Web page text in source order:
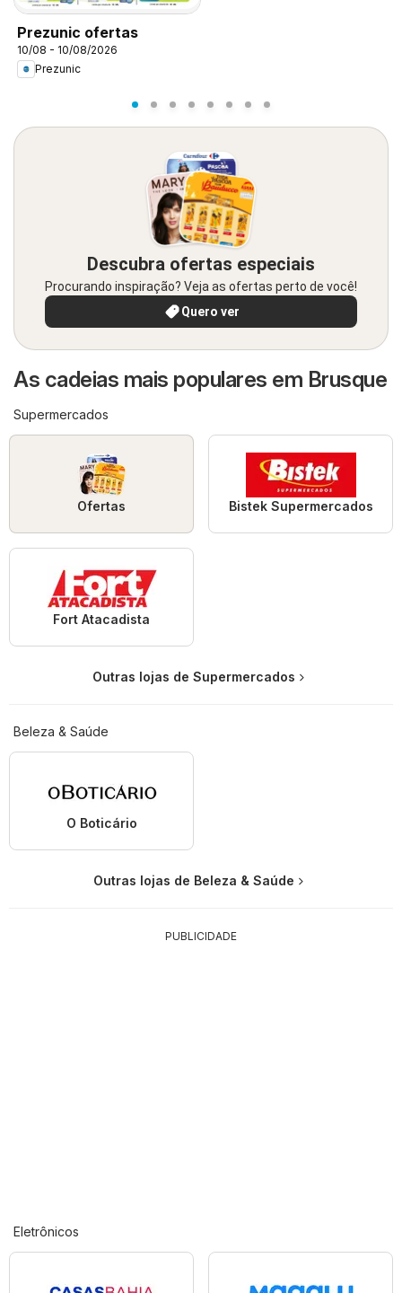
Prezunic ofertas
10/08 - 10/08/2026
Prezunic
Descubra ofertas especiais
Procurando inspiração? Veja as ofertas perto de você!
Quero ver
As cadeias mais populares em Brusque
Supermercados
Ofertas Bistek Supermercados
Fort Atacadista
Outras lojas de Supermercados
Beleza & Saúde
O Boticário
Outras lojas de Beleza & Saúde
PUBLICIDADE
Eletrônicos